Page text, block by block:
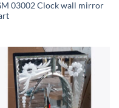
03002 Clock wall mirror